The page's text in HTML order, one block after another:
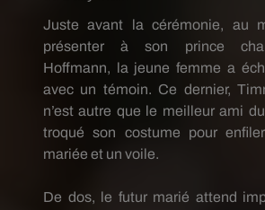
Juste avant la cérémonie, au
présenter à son prince
Hoffmann, la jeune femme a
avec un témoin. Ce dernier,
n’est autre que le meilleur ami
troqué son costume pour
mariée et un voile.
De dos, le futur marié attend